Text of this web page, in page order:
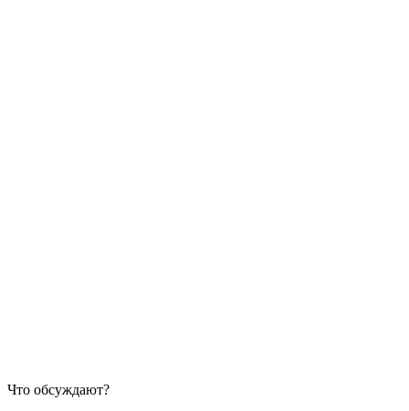
Что обсуждают?